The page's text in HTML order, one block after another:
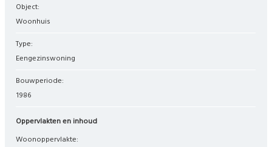
Object:
woonhuis
Type:
eengezinswoning
Bouwperiode:
1986
Oppervlakten en inhoud
Woonoppervlakte: